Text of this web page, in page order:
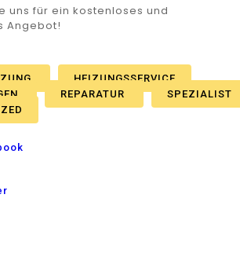
uns für ein kostenloses und
Angebot!
HEIZUNGSSERVICE
REPARATUR
SPEZIALIST